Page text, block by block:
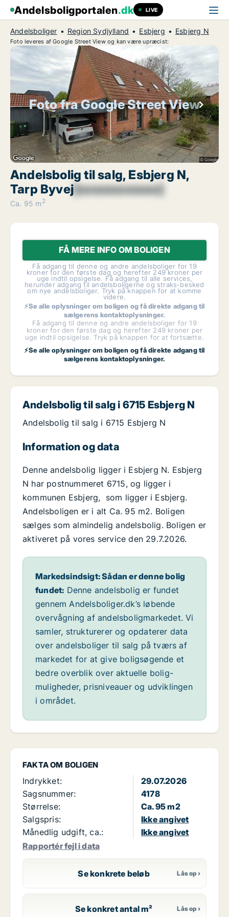
Andelsboligportalen.dk LIVE
Andelsboliger Region Sydjylland Esbjerg Esbjerg N
Foto leveres af Google Street View og kan være upræcist:
Foto fra Google Street View
Andelsbolig til salg, Esbjerg N,
Tarp Byvej[xxxxxxxxxxxx]
Ca. 95 m 2
FÅ MERE INFO OM BOLIGEN
Få adgang til denne og andre andelsboliger for 19
kroner for den første dag og herefter 249 kroner per
uge indtil opsigelse. Få adgang til alle services,
herunder adgang til andelsboligerne og straks-besked
om nye andelsboliger. Tryk på knappen for at komme
videre.
⚡Se alle oplysninger om boligen og få direkte adgang til
sælgerens kontaktoplysninger.
Få adgang til denne og andre andelsboliger for 19
kroner for den første dag og herefter 249 kroner per
uge indtil opsigelse. Tryk på knappen for at fortsætte.
⚡Se alle oplysninger om boligen og få direkte adgang til
sælgerens kontaktoplysninger.
FAKTA OM BOLIGEN
Indrykket:
29.07.2026
Sagsnummer:
4178
Størrelse:
Ca. 95 m2
Salgspris:
Ikke angivet
Månedlig udgift, ca.:
Ikke angivet
Rapportér fejl i data
Se konkrete beløb
Se konkret antal m²
Andelsbolig til salg i 6715 Esbjerg N
Andelsbolig til salg i 6715 Esbjerg N
Information og data
Denne andelsbolig ligger i Esbjerg N. Esbjerg
N har postnummeret 6715, og ligger i
kommunen Esbjerg, som ligger i Esbjerg.
Andelsboligen er i alt Ca. 95 m2. Boligen
sælges som almindelig andelsbolig. Boligen er
aktiveret på vores service den 29.7.2026.
Markedsindsigt: Sådan er denne bolig
fundet: Denne andelsbolig er fundet
gennem Andelsboliger.dk’s løbende
overvågning af andelsboligmarkedet. Vi
samler, strukturerer og opdaterer data
over andelsboliger til salg på tværs af
markedet for at give boligsøgende et
bedre overblik over aktuelle bolig-
muligheder, prisniveauer og udviklingen
i området.